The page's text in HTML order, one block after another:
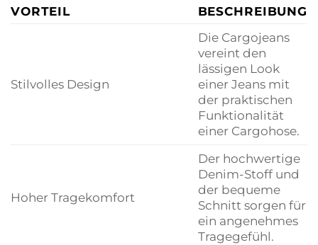
VORTEIL BESCHREIBUNG
Stilvolles Design
Die Cargojeans
vereint den
lässigen Look
einer Jeans mit
der praktischen
Funktionalität
einer Cargohose.
Hoher Tragekomfort
Der hochwertige
Denim-Stoff und
der bequeme
Schnitt sorgen für
ein angenehmes
Tragegefühl.